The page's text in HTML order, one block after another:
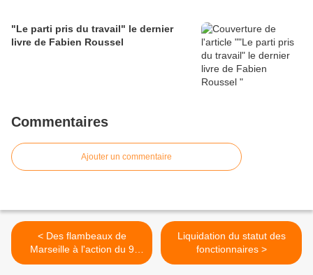
"Le parti pris du travail" le dernier
livre de Fabien Roussel
Commentaires
Ajouter un commentaire
< Des flambeaux de
Marseille à l'action du 9
janvier: allumer le feu!
Liquidation du statut des
fonctionnaires >